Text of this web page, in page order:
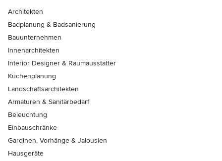
Architekten
Badplanung & Badsanierung
Bauunternehmen
Innenarchitekten
Interior Designer & Raumausstatter
Küchenplanung
Landschaftsarchitekten
Armaturen & Sanitärbedarf
Beleuchtung
Einbauschränke
Gardinen, Vorhänge & Jalousien
Hausgeräte